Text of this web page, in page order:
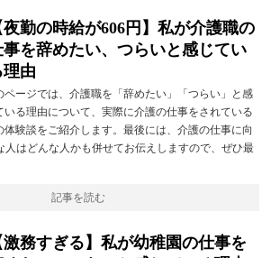
夜勤の時給が606円】私が介護職の
事を辞めたい、つらいと感じてい
理由
ページでは、介護職を「辞めたい」「つらい」と感
いる理由について、実際に介護の仕事をされている
体験談をご紹介します。最後には、介護の仕事に向
人はどんな人かも併せてお伝えしますので、ぜひ最
記事を読む
激務すぎる】私が幼稚園の仕事を